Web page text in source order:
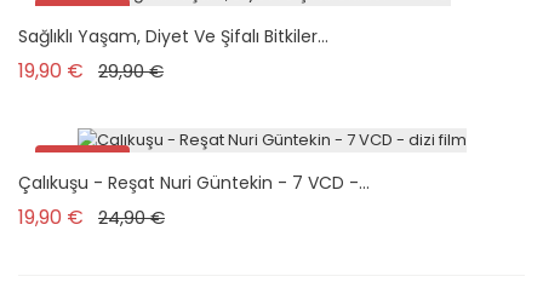
Promo !
Sağlıklı Yaşam, Diyet Ve Şifalı Bitkiler...
19,90 € Prix de base
29,90 €Prix
Promo !
Çalıkuşu - Reşat Nuri Güntekin - 7 VCD -...
19,90 € Prix de base
24,90 €Prix